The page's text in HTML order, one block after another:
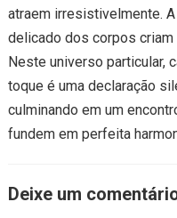
atraem irresistivelmente.
delicado dos corpos
Neste universo particular,
toque é uma declaração
culminando em um
fundem em perfeita
Deixe um